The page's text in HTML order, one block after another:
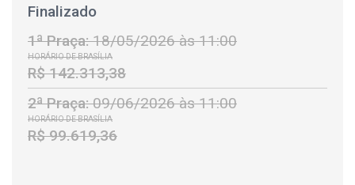
Finalizado
1ª Praça:18/05/2026 às 11:00
HORÁRIO DE BRASÍLIA
R$ 142.313,38
2ª Praça:09/06/2026 às 11:00
HORÁRIO DE BRASÍLIA
R$ 99.619,36